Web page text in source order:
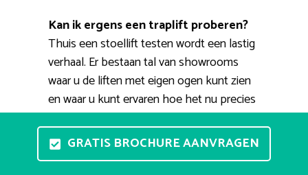
Kan ik ergens een traplift proberen?
Thuis een stoellift testen wordt een lastig
verhaal. Er bestaan tal van showrooms
waar u de liften met eigen ogen kunt zien
en waar u kunt ervaren hoe het nu precies
werkt. Een professionele adviseur is u
graag van dienst bij het kopen van de
beste huislift. Daarnaast bestaat de
GRATIS BROCHURE AANVRAGEN